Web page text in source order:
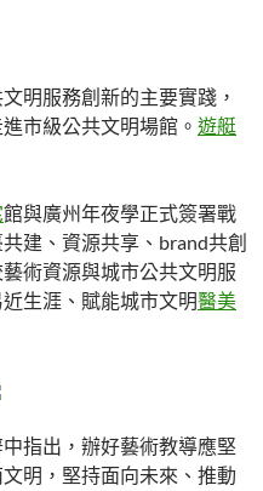
明服務創新的主要實踐，
市級公共文明場館。 遊艇
館與廣州年夜學正式簽署戰
建、資源共享、brand共創
術資源與城市公共文明服
生涯、賦能城市文明醫美
指出，辦好藝術教導應堅
文明，堅持面向未來、推動